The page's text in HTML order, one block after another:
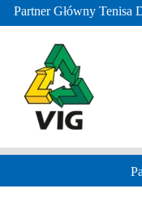
Partner Główny Tenisa